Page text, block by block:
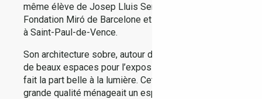
même élève de Josep Lluis Sert, à qui l’on doit la
Fondation Miró de Barcelone et la Fondation Maeght
à Saint-Paul-de-Vence.
Son architecture sobre, autour de deux patios, offre
de beaux espaces pour l’exposition des œuvres et
fait la part belle à la lumière. Cette architecture de
grande qualité ménageait un espace devenu trop